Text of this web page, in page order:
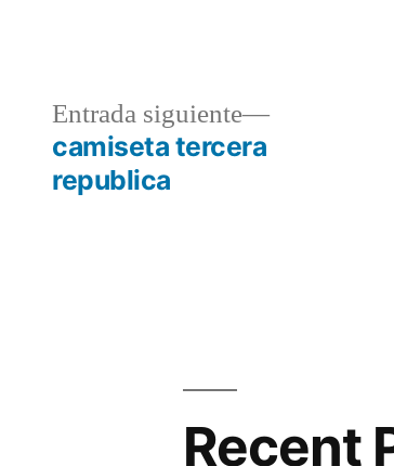
Entrada siguiente
Entrada
camiseta tercera
republica
Recent